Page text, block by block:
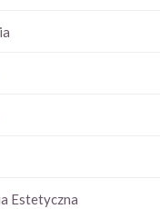
Estetyczna